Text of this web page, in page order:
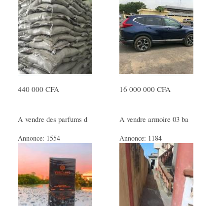
440 000 CFA 16 000 000 CFA
A vendre des parfums d
Annonce: 1554
A vendre armoire 03 ba
Annonce: 1184